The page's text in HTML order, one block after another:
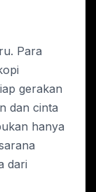
Para
gerakan
dan cinta
hanya
dari